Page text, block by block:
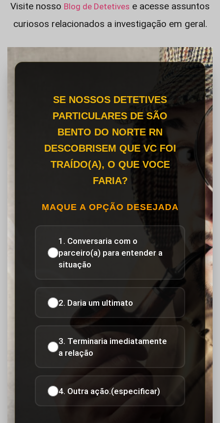
Visite nosso Blog de Detetives e acesse assuntos
curiosos relacionados a investigação em geral.
SE NOSSOS DETETIVES
PARTICULARES DE SÃO
BENTO DO NORTE RN
DESCOBRISEM QUE VC FOI
TRAÍDO(A), O QUE VOCE
FARIA?
MAQUE A OPÇÃO DESEJADA
1. Conversaria com o
parceiro(a) para entender a
situação
2. Daria um ultimato
3. Terminaria imediatamente
a relação
4. Outra ação.(especificar)